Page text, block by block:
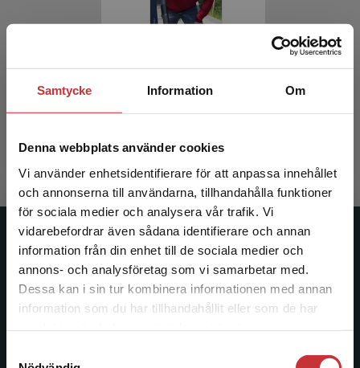
Samtycke Information Om
Denna webbplats använder cookies
Vi använder enhetsidentifierare för att anpassa innehållet
och annonserna till användarna, tillhandahålla funktioner
för sociala medier och analysera vår trafik. Vi
vidarebefordrar även sådana identifierare och annan
information från din enhet till de sociala medier och
annons- och analysföretag som vi samarbetar med.
Dessa kan i sin tur kombinera informationen med annan
information som du har tillhandahållit eller som de har
Begränsad fraktregion
Det verkar som att du besöker
studentlitteratur.se via en enhet utanför Sverige.
Vi erbjuder inte leveranser utanför Sverige. För
Hjärtsvikt
Wikström, Gerhard (red.)
Exkl. moms: 455 kr
Studentlitteratur
Studentlitteratur grundades 1963 och är idag Sveriges
ledande utbildningsförlag. Med läromedel, kurslitteratur,
längs hela kunskapsresan.